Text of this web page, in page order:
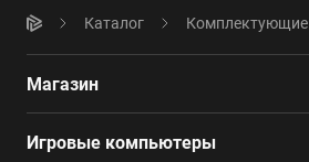
Каталог Комплектующие
Магазин
Игровые компьютеры